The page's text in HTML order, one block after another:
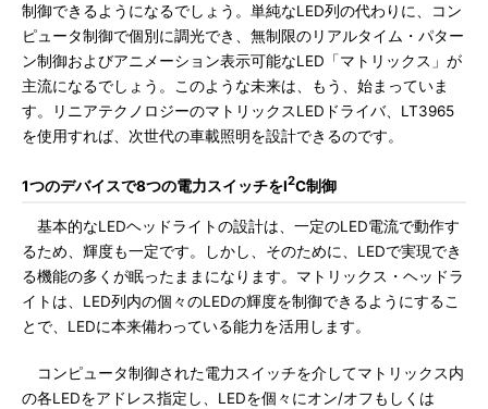
制御できるようになるでしょう。単純なLED列の代わりに、コン
ピュータ制御で個別に調光でき、無制限のリアルタイム・パター
ン制御およびアニメーション表示可能なLED「マトリックス」が
主流になるでしょう。このような未来は、もう、始まっていま
す。リニアテクノロジーのマトリックスLEDドライバ、LT3965
を使用すれば、次世代の車載照明を設計できるのです。
1つのデバイスで8つの電力スイッチをI2C制御
基本的なLEDヘッドライトの設計は、一定のLED電流で動作す
るため、輝度も一定です。しかし、そのために、LEDで実現でき
る機能の多くが眠ったままになります。マトリックス・ヘッドラ
イトは、LED列内の個々のLEDの輝度を制御できるようにするこ
とで、LEDに本来備わっている能力を活用します。
コンピュータ制御された電力スイッチを介してマトリックス内
の各LEDをアドレス指定し、LEDを個々にオン/オフもしくは